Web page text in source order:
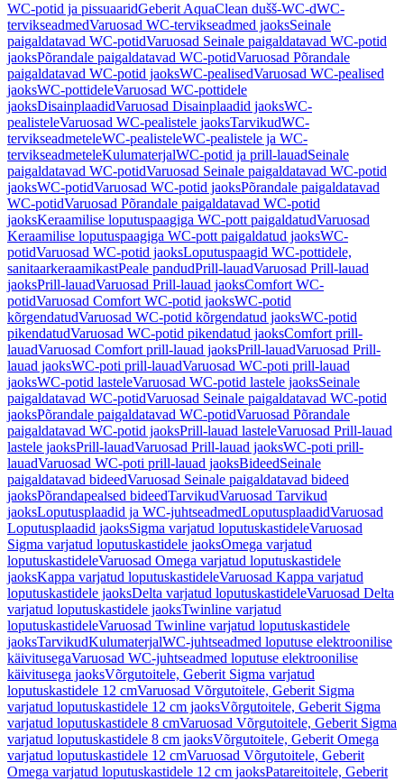
WC-potid ja pissuaaridGeberit AquaClean dušš-WC-dWC-
tervikseadmedVaruosad WC-tervikseadmed jaoksSeinale
paigaldatavad WC-potidVaruosad Seinale paigaldatavad WC-potid
jaoksPõrandale paigaldatavad WC-potidVaruosad Põrandale
paigaldatavad WC-potid jaoksWC-pealisedVaruosad WC-pealised
jaoksWC-pottideleVaruosad WC-pottidele
jaoksDisainplaadidVaruosad Disainplaadid jaoksWC-
pealisteleVaruosad WC-pealistele jaoksTarvikudWC-
tervikseadmeteleWC-pealisteleWC-pealistele ja WC-
tervikseadmeteleKulumaterjalWC-potid ja prill-lauadSeinale
paigaldatavad WC-potidVaruosad Seinale paigaldatavad WC-potid
jaoksWC-potidVaruosad WC-potid jaoksPõrandale paigaldatavad
WC-potidVaruosad Põrandale paigaldatavad WC-potid
jaoksKeraamilise loputuspaagiga WC-pott paigaldatudVaruosad
Keraamilise loputuspaagiga WC-pott paigaldatud jaoksWC-
potidVaruosad WC-potid jaoksLoputuspaagid WC-pottidele,
sanitaarkeraamikastPeale pandudPrill-lauadVaruosad Prill-lauad
jaoksPrill-lauadVaruosad Prill-lauad jaoksComfort WC-
potidVaruosad Comfort WC-potid jaoksWC-potid
kõrgendatudVaruosad WC-potid kõrgendatud jaoksWC-potid
pikendatudVaruosad WC-potid pikendatud jaoksComfort prill-
lauadVaruosad Comfort prill-lauad jaoksPrill-lauadVaruosad Prill-
lauad jaoksWC-poti prill-lauadVaruosad WC-poti prill-lauad
jaoksWC-potid lasteleVaruosad WC-potid lastele jaoksSeinale
paigaldatavad WC-potidVaruosad Seinale paigaldatavad WC-potid
jaoksPõrandale paigaldatavad WC-potidVaruosad Põrandale
paigaldatavad WC-potid jaoksPrill-lauad lasteleVaruosad Prill-lauad
lastele jaoksPrill-lauadVaruosad Prill-lauad jaoksWC-poti prill-
lauadVaruosad WC-poti prill-lauad jaoksBideedSeinale
paigaldatavad bideedVaruosad Seinale paigaldatavad bideed
jaoksPõrandapealsed bideedTarvikudVaruosad Tarvikud
jaoksLoputusplaadid ja WC-juhtseadmedLoputusplaadidVaruosad
Loputusplaadid jaoksSigma varjatud loputuskastideleVaruosad
Sigma varjatud loputuskastidele jaoksOmega varjatud
loputuskastideleVaruosad Omega varjatud loputuskastidele
jaoksKappa varjatud loputuskastideleVaruosad Kappa varjatud
loputuskastidele jaoksDelta varjatud loputuskastideleVaruosad Delta
varjatud loputuskastidele jaoksTwinline varjatud
loputuskastideleVaruosad Twinline varjatud loputuskastidele
jaoksTarvikudKulumaterjalWC-juhtseadmed loputuse elektroonilise
käivitusegaVaruosad WC-juhtseadmed loputuse elektroonilise
käivitusega jaoksVõrgutoitele, Geberit Sigma varjatud
loputuskastidele 12 cmVaruosad Võrgutoitele, Geberit Sigma
varjatud loputuskastidele 12 cm jaoksVõrgutoitele, Geberit Sigma
varjatud loputuskastidele 8 cmVaruosad Võrgutoitele, Geberit Sigma
varjatud loputuskastidele 8 cm jaoksVõrgutoitele, Geberit Omega
varjatud loputuskastidele 12 cmVaruosad Võrgutoitele, Geberit
Omega varjatud loputuskastidele 12 cm jaoksPatareitoitele, Geberit